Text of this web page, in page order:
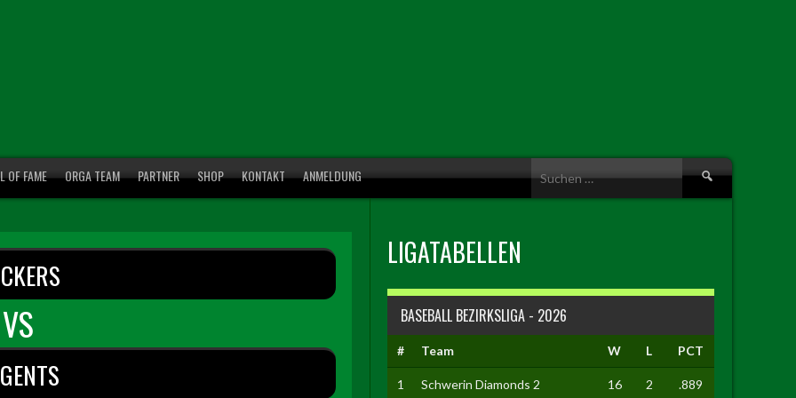
OF FAME ORGA TEAM PARTNER SHOP KONTAKT ANMELDUNG
Suche
VS
LIGATABELLEN
BASEBALL BEZIRKSLIGA - 2026
# Team W L PCT
1 Schwerin Diamonds 2 16 2 .889